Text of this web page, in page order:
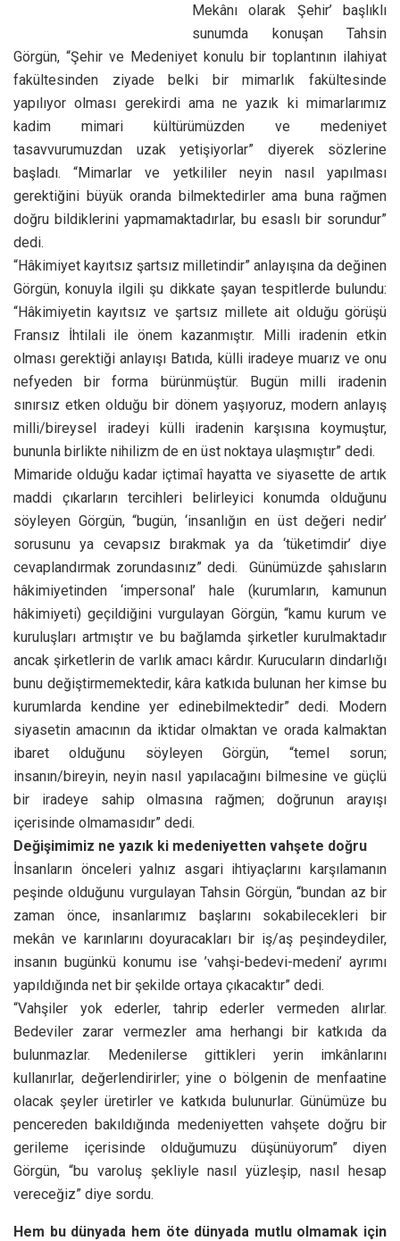
mimarlık fakültesinde yapılıyor olması gerekirdi ama ne
yazık ki mimarlarımız kadim mimari kültürümüzden ve
medeniyet tasavvurumuzdan uzak yetişiyorlar” diyerek
sözlerine başladı. “Mimarlar ve yetkililer neyin nasıl
yapılması gerektiğini büyük oranda bilmektedirler ama buna
rağmen doğru bildiklerini yapmamaktadırlar, bu esaslı bir
sorundur” dedi.
“Hâkimiyet kayıtsız şartsız milletindir” anlayışına da değinen
Görgün, konuyla ilgili şu dikkate şayan tespitlerde bulundu:
“Hâkimiyetin kayıtsız ve şartsız millete ait olduğu görüşü
Fransız İhtilali ile önem kazanmıştır. Milli iradenin etkin
olması gerektiği anlayışı Batıda, külli iradeye muarız ve onu
nefyeden bir forma bürünmüştür. Bugün milli iradenin
sınırsız etken olduğu bir dönem yaşıyoruz, modern anlayış
milli/bireysel iradeyi külli iradenin karşısına koymuştur,
bununla birlikte nihilizm de en üst noktaya ulaşmıştır” dedi.
Mimaride olduğu kadar içtimaî hayatta ve siyasette de artık
maddi çıkarların tercihleri belirleyici konumda olduğunu
söyleyen Görgün, “bugün, ‘insanlığın en üst değeri nedir’
sorusunu ya cevapsız bırakmak ya da ‘tüketimdir’ diye
cevaplandırmak zorundasınız” dedi. Günümüzde şahısların
hâkimiyetinden ‘impersonal’ hale (kurumların, kamunun
hâkimiyeti) geçildiğini vurgulayan Görgün, “kamu kurum ve
kuruluşları artmıştır ve bu bağlamda şirketler kurulmaktadır
ancak şirketlerin de varlık amacı kârdır. Kurucuların dindarlığı
bunu değiştirmemektedir, kâra katkıda bulunan her kimse bu
kurumlarda kendine yer edinebilmektedir” dedi. Modern
siyasetin amacının da iktidar olmaktan ve orada kalmaktan
ibaret olduğunu söyleyen Görgün, “temel sorun;
insanın/bireyin, neyin nasıl yapılacağını bilmesine ve güçlü
bir iradeye sahip olmasına rağmen; doğrunun arayışı
içerisinde olmamasıdır” dedi.
Değişimimiz ne yazık ki medeniyetten vahşete doğru
İnsanların önceleri yalnız asgari ihtiyaçlarını karşılamanın
peşinde olduğunu vurgulayan Tahsin Görgün, “bundan az bir
zaman önce, insanlarımız başlarını sokabilecekleri bir
mekân ve karınlarını doyuracakları bir iş/aş peşindeydiler,
insanın bugünkü konumu ise ’vahşi-bedevi-medeni’ ayrımı
yapıldığında net bir şekilde ortaya çıkacaktır” dedi.
“Vahşiler yok ederler, tahrip ederler vermeden alırlar.
Bedeviler zarar vermezler ama herhangi bir katkıda da
bulunmazlar. Medenilerse gittikleri yerin imkânlarını
kullanırlar, değerlendirirler; yine o bölgenin de menfaatine
olacak şeyler üretirler ve katkıda bulunurlar. Günümüze bu
pencereden bakıldığında medeniyetten vahşete doğru bir
gerileme içerisinde olduğumuzu düşünüyorum” diyen
Görgün, “bu varoluş şekliyle nasıl yüzleşip, nasıl hesap
vereceğiz” diye sordu.
Hem bu dünyada hem öte dünyada mutlu olmamak için
hiçbir sebep yoktur
Konuşmasında İmam Gazali’nin saadet ve mutlu insan
tanımlarına da yer veren Tahsin Görgün şunları söyledi: “1.